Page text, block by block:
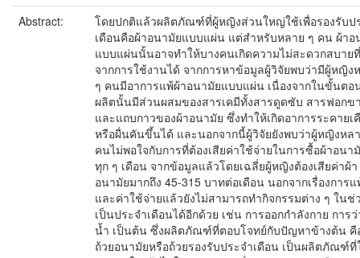
Abstract:
โดยปกติแล้วผลิตภัณฑ์ที่ผู้หญิงส่วนใหญ่ใช้เพื่อรองรับป
เดือนคือผ้าอนามัยแบบแผ่น แต่สำหรับหลาย ๆ คน ผ้าอ
แบบแผ่นนั้นอาจทำให้บางคนเกิดความไม่สะดวกสบาย
จากการใช้งานได้ จากการหาข้อมูลผู้วิจัยพบว่ามีผู้หญิง
ๆ คนมีอาการแพ้ผ้าอนามัยแบบแผ่น เนื่องจากในขั้นตอ
ผลิตนั้นมีส่วนผสมของสารเคมีทั้งสารดูดซับ สารฟอกข
และแถบกาวของผ้าอนามัย ซึ่งทำให้เกิดอาการระคายเ
หรือผื่นคันขึ้นได้ และนอกจากนี้ผู้วิจัยยังพบว่าผู้หญิงหล
คนไม่พอใจกับการที่ต้องเสียค่าใช้จ่ายในการซื้อผ้าอนา
ทุก ๆ เดือน จากข้อมูลแล้วโดยเฉลี่ยผู้หญิงต้องเสียค่าผ้า
อนามัยมากถึง 45-315 บาทต่อเดือน นอกจากเรื่องการ
และค่าใช้จ่ายแล้วยังไม่สามารถทำกิจกรรมต่าง ๆ ในช่
เป็นประจำเดือนได้อีกด้วย เช่น การออกกำลังกาย การ
น้ำ เป็นต้น ซึ่งผลิตภัณฑ์ที่ตอบโจทย์กับปัญหาข้างต้น คื
ถ้วยอนามัยหรือถ้วยรองรับประจำเดือน เป็นผลิตภัณฑ์ที่